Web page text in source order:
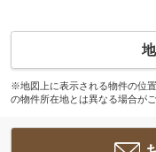
※地図上に表示される物件の位
の物件所在地とは異なる場合がご